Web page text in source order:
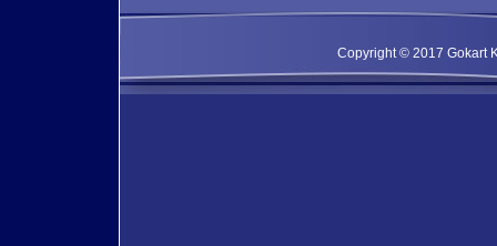
Copyright © 2017 Gokart